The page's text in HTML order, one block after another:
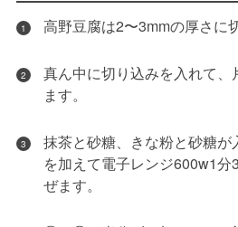
1 高野豆腐は2〜3mmの厚さに
2
真ん中に切り込みを入れて
ます。
3
抹茶と砂糖、きな粉と砂糖
を加えて電子レンジ600w1
ぜます。